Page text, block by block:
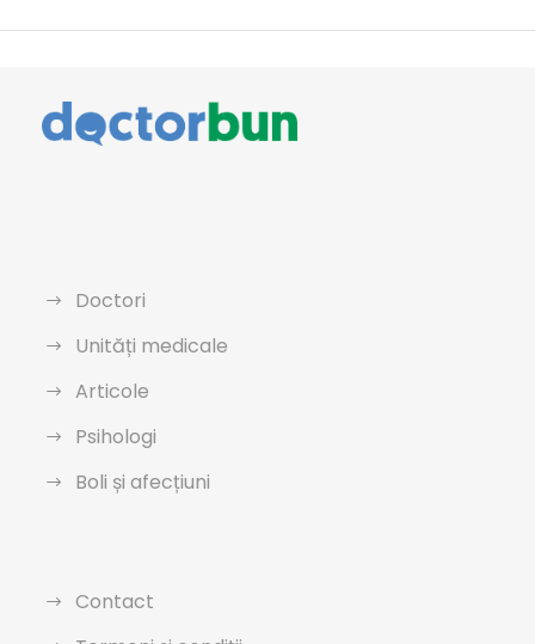
Doctori
Unități medicale
Articole
Psihologi
Boli și afecțiuni
Contact